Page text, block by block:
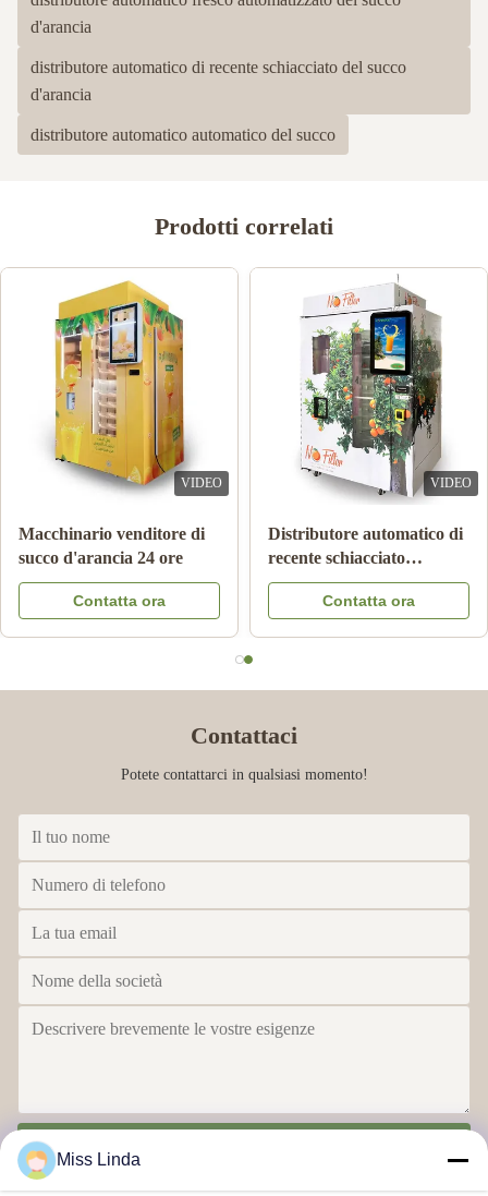
d'arancia
distributore automatico di recente schiacciato del succo
d'arancia
distributore automatico automatico del succo
Prodotti correlati
VIDEO
Macchinario venditore di
succo d'arancia 24 ore
Contatta ora
VIDEO
Distributore automatico di
recente schiacciato
automatico del succo
d'arancia per l'annuncio
Contatta ora
Contattaci
Potete contattarci in qualsiasi momento!
Miss Linda